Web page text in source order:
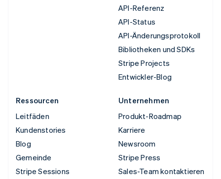
API-Referenz
API-Status
API-Änderungsprotokoll
Bibliotheken und SDKs
Stripe Projects
Entwickler-Blog
Ressourcen
Leitfäden
Kundenstories
Blog
Gemeinde
Stripe Sessions
Unternehmen
Produkt-Roadmap
Karriere
Newsroom
Stripe Press
Sales-Team kontaktieren